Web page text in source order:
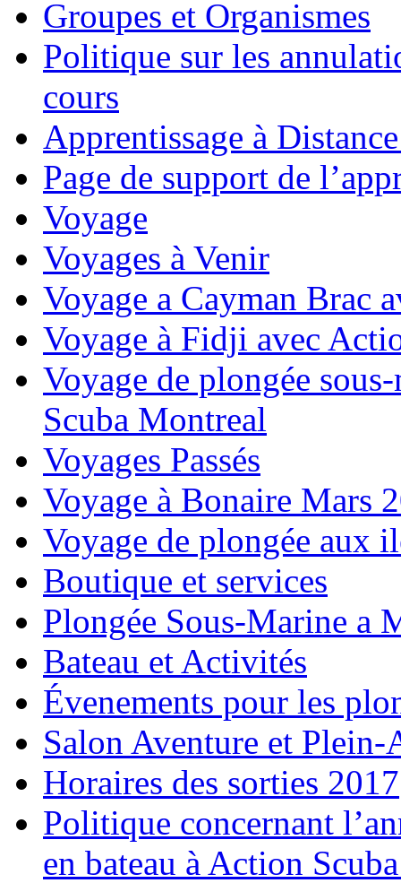
Groupes et Organismes
Politique sur les
cours
Apprentissage à
Page de support de
Voyage
Voyages à Venir
Voyage a Cayman Brac
Voyage à Fidji avec
Voyage de plongée
Scuba Montreal
Voyages Passés
Voyage à Bonaire Mars
Voyage de plongée aux
Boutique et services
Plongée Sous-Marine a
Bateau et Activités
Évenements pour les
Salon Aventure et
Horaires des sorties 2017
Politique concernant
en bateau à Action